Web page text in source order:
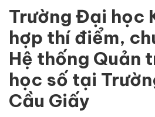
Trường Đại học
hợp thí điểm,
Hệ thống Quản
học số tại
Cầu Giấy